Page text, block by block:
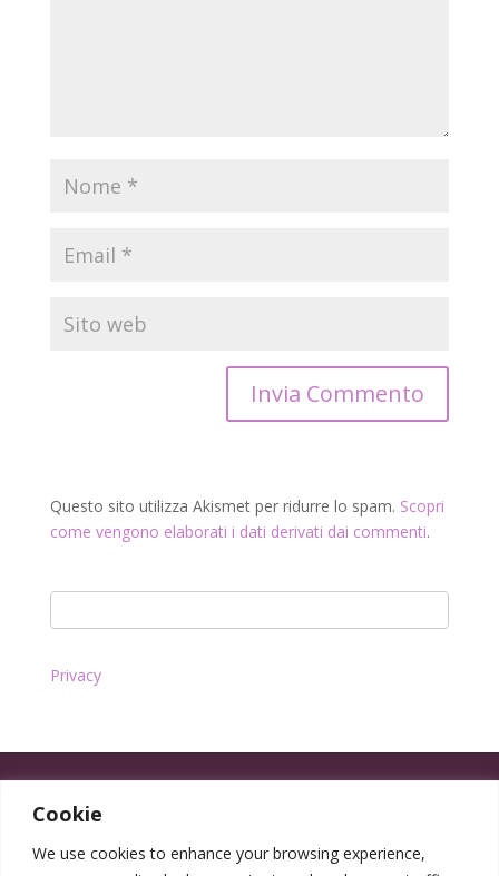
Cookie
We use cookies to enhance your browsing experience,
Questo sito utilizza Akismet per ridurre lo spam. Scopri
come vengono elaborati i dati derivati dai commenti.
Privacy